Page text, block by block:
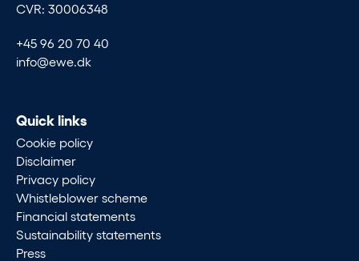
CVR: 30006348
+45 96 20 70 40
info@ewe.dk
Quick links
Cookie policy
Disclaimer
Privacy policy
Whistleblower scheme
Financial statements
Sustainability statements
Press